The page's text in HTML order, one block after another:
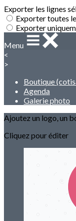
Exporter les lignes
Exporter toutes
Exporter
Menu
<
>
Boutique
Agenda
Galerie photo
Ajoutez un logo, un
Cliquez pour éditer